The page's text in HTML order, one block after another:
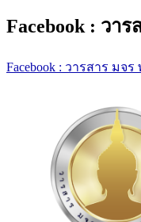
Facebook : วา
Facebook : วารสาร ม